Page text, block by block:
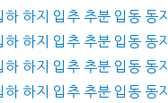
하지 입추 추분 입동 동지
하지 입추 추분 입동 동지
하지 입추 추분 입동 동지
하지 입추 추분 입동 동지